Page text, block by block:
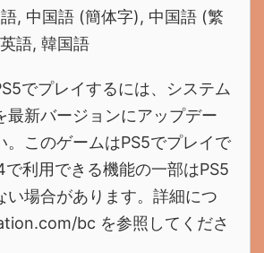
, 中国語 (簡体字), 中国語 (繁
語, 韓国語
でプレイするには、システム
最新バージョンにアップデー
。このゲームはPS5でプレイで
で利用できる機能の一部はPS5
い場合があります。詳細につ
bc を参照してくださ